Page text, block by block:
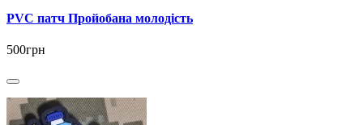
PVC патч Пройобана молодість
500грн